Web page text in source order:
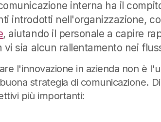
interna ha il
introdotti nell'organizzazione,
, aiutando il personale a capire
vi sia alcun rallentamento nei
l'innovazione in azienda non è
strategia di comunicazione.
più importanti: